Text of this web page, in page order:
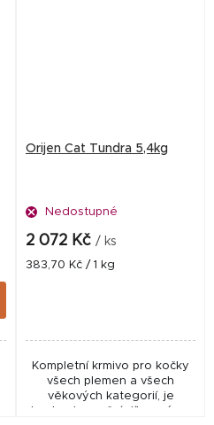
Orijen Cat Tundra 5,4kg
Nedostupné
2 072 Kč / ks
Měrná
383,70 Kč / 1 kg
Kompletní krmivo pro kočky
všech plemen a všech
věkových kategorií, je
bezkonkurenční díky svému